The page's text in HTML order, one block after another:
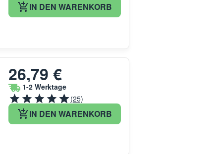
IN DEN WARENKORB
26,79 €
1-2 Werktage
(25)
IN DEN WARENKORB